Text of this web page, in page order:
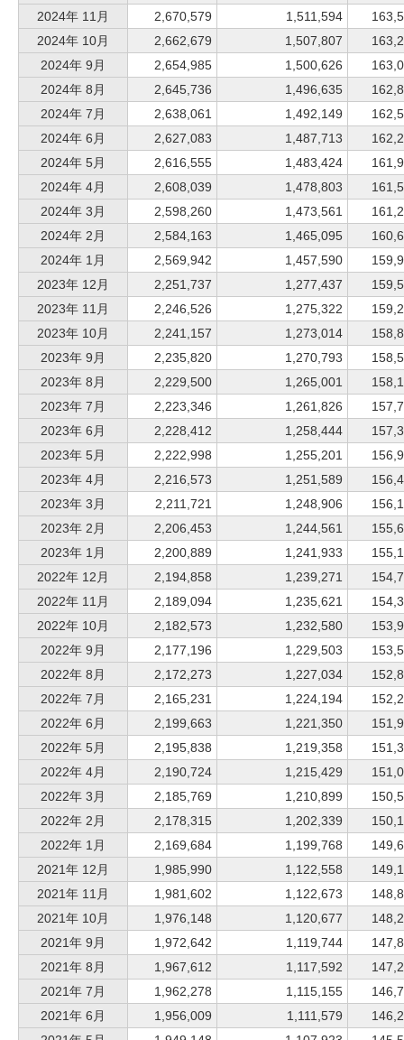
2024年 11月
2,670,579 1,511,594
2024年 10月
2,662,679 1,507,807
2024年 9月
2,654,985 1,500,626
2024年 8月
2,645,736 1,496,635
2024年 7月
2,638,061 1,492,149
2024年 6月
2,627,083 1,487,713
2024年 5月
2,616,555 1,483,424
2024年 4月
2,608,039 1,478,803
2024年 3月
2,598,260 1,473,561
2024年 2月
2,584,163 1,465,095
2024年 1月
2,569,942 1,457,590
2023年 12月
2,251,737 1,277,437
2023年 11月
2,246,526 1,275,322
2023年 10月
2,241,157 1,273,014
2023年 9月
2,235,820 1,270,793
2023年 8月
2,229,500 1,265,001
2023年 7月
2,223,346 1,261,826
2023年 6月
2,228,412 1,258,444
2023年 5月
2,222,998 1,255,201
2023年 4月
2,216,573 1,251,589
2023年 3月
2,211,721 1,248,906
2023年 2月
2,206,453 1,244,561
2023年 1月
2,200,889 1,241,933
2022年 12月
2,194,858 1,239,271
2022年 11月
2,189,094 1,235,621
2022年 10月
2,182,573 1,232,580
2022年 9月
2,177,196 1,229,503
2022年 8月
2,172,273 1,227,034
2022年 7月
2,165,231 1,224,194
2022年 6月
2,199,663 1,221,350
2022年 5月
2,195,838 1,219,358
2022年 4月
2,190,724 1,215,429
2022年 3月
2,185,769 1,210,899
2022年 2月
2,178,315 1,202,339
2022年 1月
2,169,684 1,199,768
2021年 12月
1,985,990 1,122,558
2021年 11月
1,981,602 1,122,673
2021年 10月
1,976,148 1,120,677
2021年 9月
1,972,642 1,119,744
2021年 8月
1,967,612 1,117,592
2021年 7月
1,962,278 1,115,155
2021年 6月
1,956,009 1,111,579